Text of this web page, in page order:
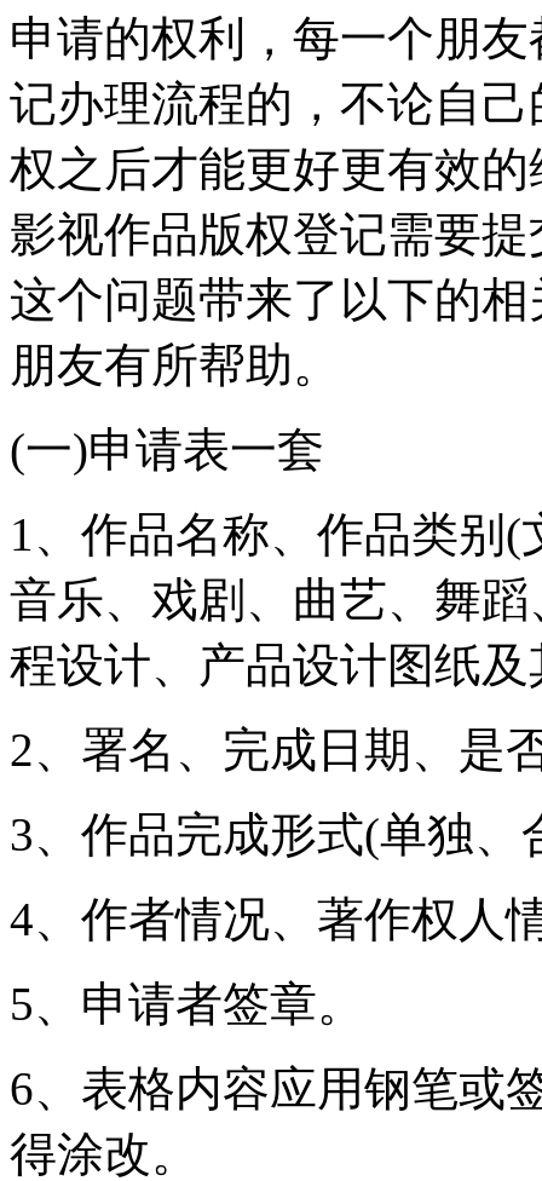
申请的权利，每一个朋
记办理流程的，不论自
权之后才能更好更有效
影视作品版权登记需要
这个问题带来了以下的
朋友有所帮助。
(一)申请表一套
1、作品名称、作品类别
音乐、戏剧、曲艺、舞
程设计、产品设计图纸及
2、署名、完成日期、是
3、作品完成形式(单独
4、作者情况、著作权人
5、申请者签章。
6、表格内容应用钢笔或
得涂改。